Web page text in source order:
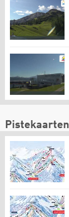
Pistekaarten